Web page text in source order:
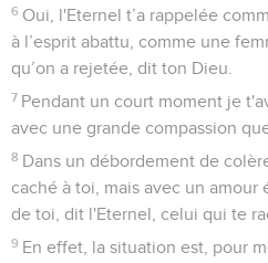
6 Oui, l'Eternel t’a rappelée
à l’esprit abattu, comme une
qu’on a rejetée, dit ton Dieu.
7 Pendant un court moment je
avec une grande compassion
8 Dans un débordement de
caché à toi, mais avec un amour
de toi, dit l'Eternel, celui qui te
9 En effet, la situation est, pour